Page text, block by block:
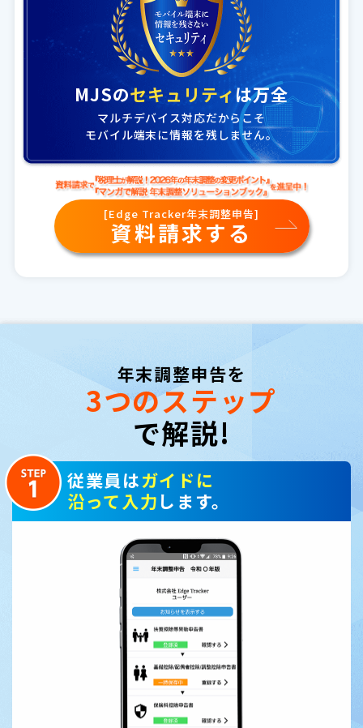
MJSのセキュリティ は万全
マルチデバイス対応だからこそ
モバイル端末に情報を残しません。
[Edge Tracker年末調整申告]
資料請求する
年末調整申告を
3つのステップ
で解説!
従業員はガイドに
沿って入力 します。